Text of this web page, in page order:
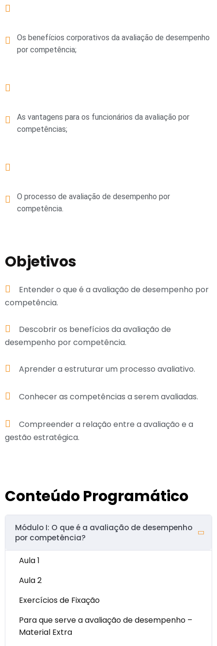
Os benefícios corporativos da avaliação de desempenho
por competência;
As vantagens para os funcionários da avaliação por
competências;
O processo de avaliação de desempenho por
competência.
Objetivos
Entender o que é a avaliação de desempenho por
competência.
Descobrir os benefícios da avaliação de
desempenho por competência.
Aprender a estruturar um processo avaliativo.
Conhecer as competências a serem avaliadas.
Compreender a relação entre a avaliação e a
gestão estratégica.
Conteúdo Programático
Módulo I: O que é a avaliação de desempenho
por competência?
Aula 1
Aula 2
Exercícios de Fixação
Para que serve a avaliação de desempenho –
Material Extra